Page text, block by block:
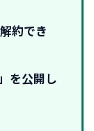
約でき
を公開し